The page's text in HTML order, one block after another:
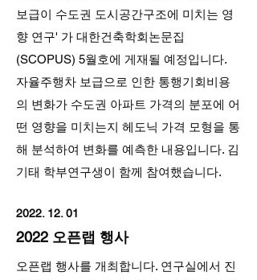
보급이 수도권 도시공간구조에 미치는 영
향 연구' 가 대한건축학회논문집
(SCOPUS) 5월호에 게재될 예정입니다.
자율주행차 보급으로 인한 통행기회비용
의 변화가 수도권 아파트 가격의 분포에 어
떤 영향을 미치는지 헤도닉 가격 모형을 통
해 분석하여 변화를 예측한 내용입니다. 김
기태 학부연구생이 함께 참여했습니다.
2022. 12. 01
2022 오픈랩 행사
오픈랩 행사를 개최합니다. 연구실에서 진